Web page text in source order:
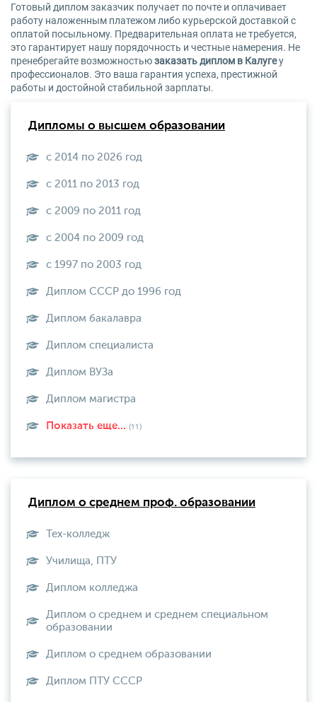
Готовый диплом заказчик получает по почте и оплачивает
работу наложенным платежом либо курьерской доставкой с
оплатой посыльному. Предварительная оплата не требуется,
это гарантирует нашу порядочность и честные намерения. Не
пренебрегайте возможностьюзаказать диплом в Калугеу
профессионалов. Это ваша гарантия успеха, престижной
работы и достойной стабильной зарплаты.
Дипломы о высшем образовании
с 2014 по 2026 год
с 2011 по 2013 год
с 2009 по 2011 год
с 2004 по 2009 год
с 1997 по 2003 год
Диплом СССР до 1996 год
Диплом бакалавра
Диплом специалиста
Диплом ВУЗа
Диплом магистра
Показать еще... (11)
Диплом о среднем проф. образовании
Тех-колледж
Училища, ПТУ
Диплом колледжа
Диплом о среднем и среднем специальном
образовании
Диплом о среднем образовании
Диплом ПТУ СССР